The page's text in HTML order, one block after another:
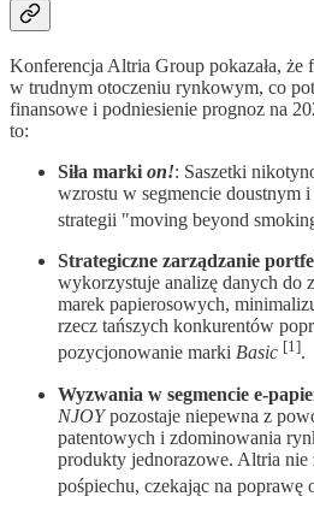
Konferencja Altria Group pokazała, że
w trudnym otoczeniu rynkowym, co
finansowe i podniesienie prognoz na
to:
Siła marki on!: Saszetki
wzrostu w segmencie doustnym
strategii "moving beyond
Strategiczne zarządzanie
wykorzystuje analizę danych do
marek papierosowych,
rzecz tańszych konkurentów
pozycjonowanie marki Basic [1].
Wyzwania w segmencie e-
NJOYpozostaje niepewna z
patentowych i zdominowania
produkty jednorazowe. Altria nie
pośpiechu, czekając na poprawę